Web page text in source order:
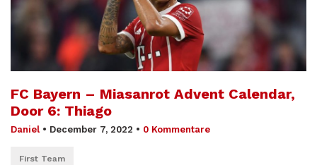
FC Bayern – Miasanrot Advent Calendar,
Door 6: Thiago
Daniel • December 7, 2022 • 0 Kommentare
First Team